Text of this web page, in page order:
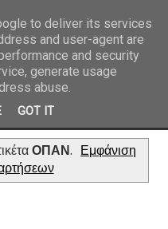
NET
ΟΠΑΝ.
Εμφάνιση
to deliver its services
and user-agent are
and security
generate usage
abuse.
GOT IT